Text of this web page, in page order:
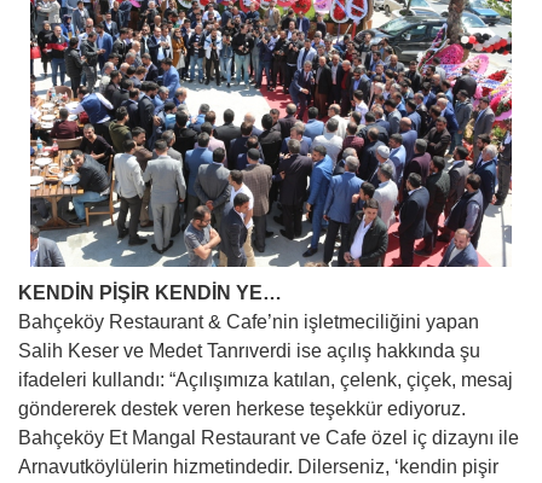
KENDİN PİŞİR KENDİN YE…
Bahçeköy Restaurant & Cafe’nin işletmeciliğini yapan
Salih Keser ve Medet Tanrıverdi ise açılış hakkında şu
ifadeleri kullandı: “Açılışımıza katılan, çelenk, çiçek, mesaj
göndererek destek veren herkese teşekkür ediyoruz.
Bahçeköy Et Mangal Restaurant ve Cafe özel iç dizaynı ile
Arnavutköylülerin hizmetindedir. Dilerseniz, ‘kendin pişir